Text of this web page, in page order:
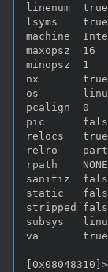
linenum  true
lsyms    true
machine
maxopsz  16
minopsz  1
nx       true
os
pcalign  0
pic
relocs   true
relro
rpath    NONE
sanitiz
static
stripped
subsys
va       true
[0x08048310]>